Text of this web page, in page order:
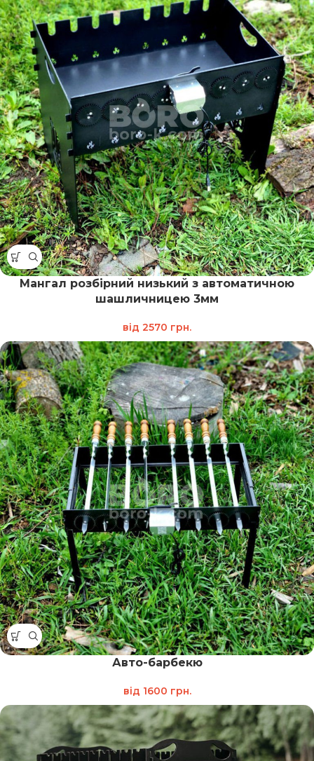
Мангал розбірний низький з автоматичною
шашличницею 3мм
від 2570 грн.
Авто-барбекю
від 1600 грн.